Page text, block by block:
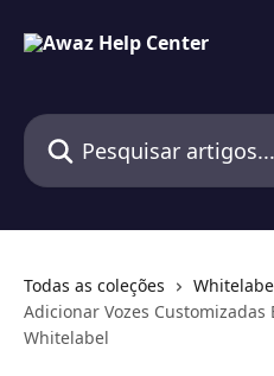
Pesquisar artigos...
Todas as coleções
Adicionar Vozes Customizadas
Whitelabel